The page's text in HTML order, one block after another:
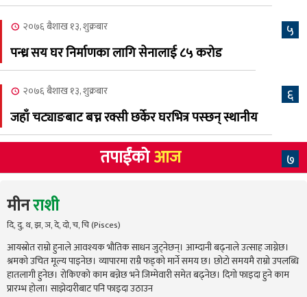
५
२०७६ बैशाख १३, शुक्रबार
पन्ध्र सय घर निर्माणका लागि सेनालाई ८५ करोड
६
२०७६ बैशाख १३, शुक्रबार
जहाँ चट्याङबाट बच्न रक्सी छर्केर घरभित्र पस्छन् स्थानीय
७
तपाईंकोआज
मीनराशी
दि, दु, थ, झ, ञ, दे, दो, च, चि (Pisces)
आयस्रोत राम्रो हुनाले आवश्यक भौतिक साधन जुट्नेछन्। आम्दानी बढ्नाले उत्साह जाग्नेछ।
श्रमको उचित मूल्य पाइनेछ। व्यापारमा राम्रै फड्को मार्ने समय छ। छोटो समयमै राम्रो उपलब्धि
हातलागी हुनेछ। रोकिएको काम बन्नेछ भने जिम्मेवारी समेत बढ्नेछ। दिगो फाइदा हुने काम
प्रारम्भ होला। साझेदारीबाट पनि फाइदा उठाउन